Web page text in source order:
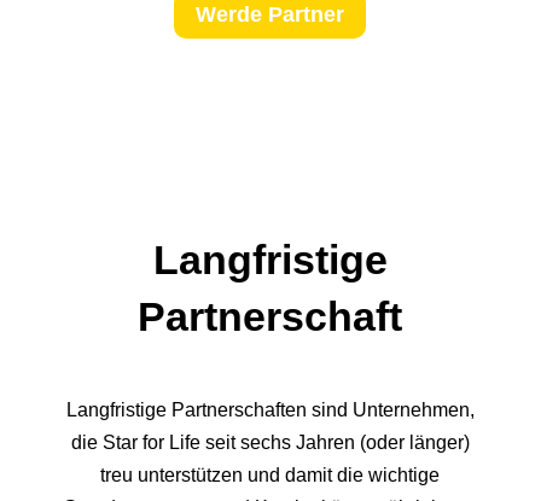
Werde Partner
Langfristige
Partnerschaft
Langfristige Partnerschaften sind Unternehmen,
die Star for Life seit sechs Jahren (oder länger)
treu unterstützen und damit die wichtige